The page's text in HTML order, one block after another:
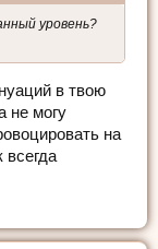
уровень?
в твою
не могу
на
всегда